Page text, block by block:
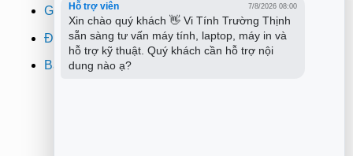
Giao hàng
Đổi trả
Bảo hành
Hỗ trợ viên 7/8/2026 08:00
Xin chào quý khách 👋 Vi Tính Trường Thịnh
sẵn sàng tư vấn máy tính, laptop, máy in và
hỗ trợ kỹ thuật. Quý khách cần hỗ trợ nội
dung nào ạ?